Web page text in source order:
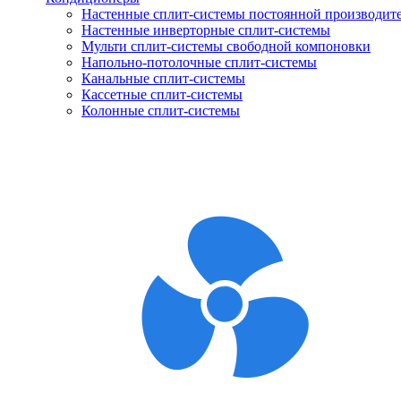
Настенные сплит-системы постоянной
Настенные инверторные сплит-системы
Мульти сплит-системы свободной компоновки
Напольно-потолочные сплит-системы
Канальные сплит-системы
Кассетные сплит-системы
Колонные сплит-системы